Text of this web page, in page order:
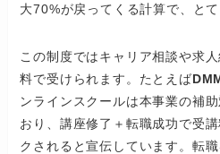
大70%が戻ってくる計算で、とて
この制度ではキャリア相談や求
料で受けられます。たとえば
ンラインスクールは本事業の補
おり、講座修了＋転職成功で受
クされると宣伝しています。転